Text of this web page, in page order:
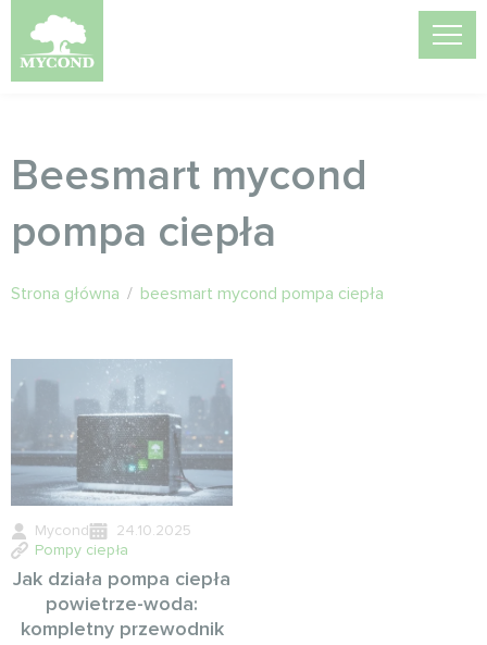
Beesmart mycond
pompa ciepła
Strona główna / beesmart mycond pompa ciepła
Mycond
24.10.2025
Pompy ciepła
Jak działa pompa ciepła
powietrze-woda:
kompletny przewodnik